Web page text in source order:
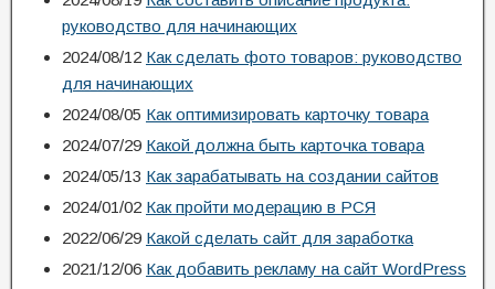
руководство для начинающих
2024/08/12 Как сделать фото товаров: руководство
для начинающих
2024/08/05 Как оптимизировать карточку товара
2024/07/29 Какой должна быть карточка товара
2024/05/13 Как зарабатывать на создании сайтов
2024/01/02 Как пройти модерацию в РСЯ
2022/06/29 Какой сделать сайт для заработка
2021/12/06 Как добавить рекламу на сайт WordPress